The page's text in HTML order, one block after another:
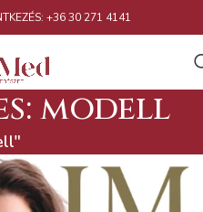
+36 30 271 4141
modell